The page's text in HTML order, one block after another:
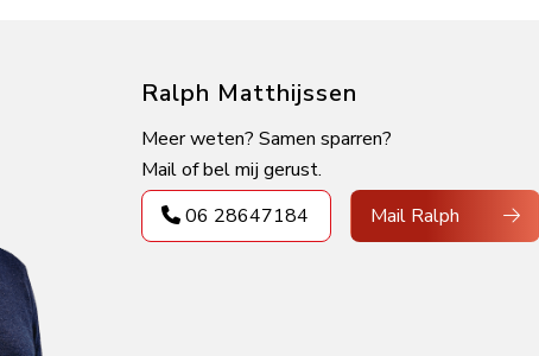
Ralph Matthijssen
Meer weten? Samen sparren?
Mail of bel mij gerust.
06 28647184
Mail Ralph